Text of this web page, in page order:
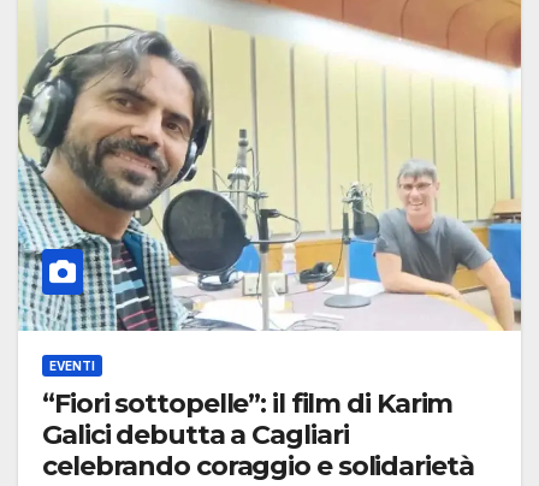
EVENTI
“Fiori sottopelle”: il film di Karim
Galici debutta a Cagliari
celebrando coraggio e solidarietà